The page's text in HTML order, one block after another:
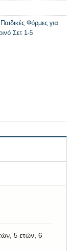
Παιδικές Φόρμες για
Σετ 1-5
5 ετών, 6